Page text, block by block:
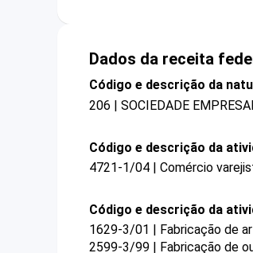
Dados da receita
Código e descrição da
206 | SOCIEDADE
Código e descrição da
4721-1/04 | Comércio
Código e descrição da
1629-3/01 | Fabricação de
2599-3/99 | Fabricação de